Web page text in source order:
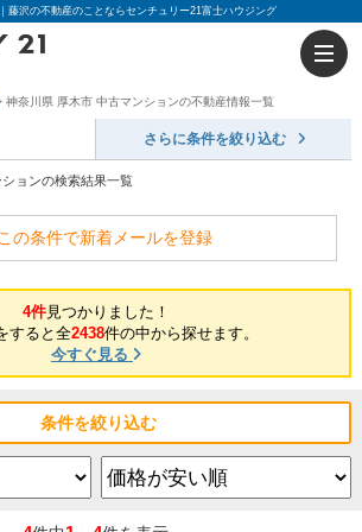
藤沢の不動産のことならセンチュリー21富士ハウジング
神奈川県 厚木市 中古マンションの不動産情報一覧
さらに条件を絞り込む
ョンの検索結果一覧
の条件で新着メールを登録
4件見つかりました！
すると全2438件の中から探せます。
今すぐ見る
条件を絞り込む